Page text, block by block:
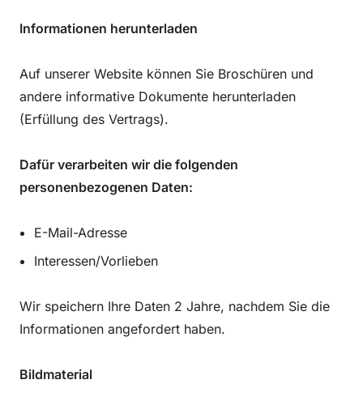
Informationen herunterladen
Auf unserer Website können Sie Broschüren und
andere informative Dokumente herunterladen
(Erfüllung des Vertrags).
Dafür verarbeiten wir die folgenden
personenbezogenen Daten:
E-Mail-Adresse
Interessen/Vorlieben
Wir speichern Ihre Daten 2 Jahre, nachdem Sie die
Informationen angefordert haben.
Bildmaterial